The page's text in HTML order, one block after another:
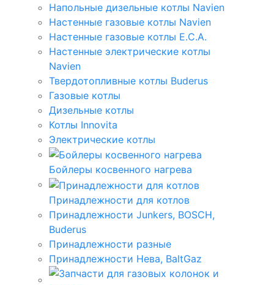
Напольные дизельные котлы Navien
Настенные газовые котлы Navien
Настенные газовые котлы E.C.A.
Настенные электрические котлы
Navien
Твердотопливные котлы Buderus
Газовые котлы
Дизельные котлы
Котлы Innovita
Электрические котлы
Бойлеры косвенного нагрева
Принадлежности для котлов
Принадлежности Junkers, BOSCH,
Buderus
Принадлежности разные
Принадлежности Нева, BaltGaz